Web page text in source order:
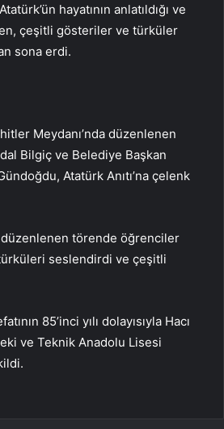
hayatının anlatıldığı ve
çeşitli gösteriler ve türküler
sona erdi.
Meydanı’nda düzenlenen
Bilgiç ve Belediye Başkan
Atatürk Anıtı’na çelenk
düzenlenen törende öğrenciler
seslendirdi ve çeşitli
85’inci yılı dolayısıyla Hacı
ve Teknik Anadolu Lisesi